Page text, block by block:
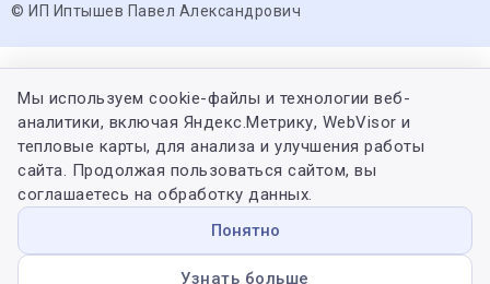
© ИП Иптышев Павел Александрович
Мы используем cookie-файлы и технологии веб-
аналитики, включая Яндекс.Метрику, WebVisor и
тепловые карты, для анализа и улучшения работы
сайта. Продолжая пользоваться сайтом, вы
соглашаетесь на обработку данных.
Понятно
Узнать больше